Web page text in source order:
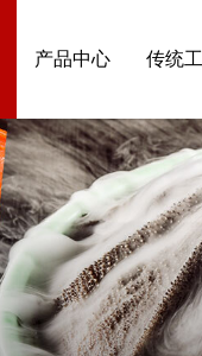
产品中心 传统